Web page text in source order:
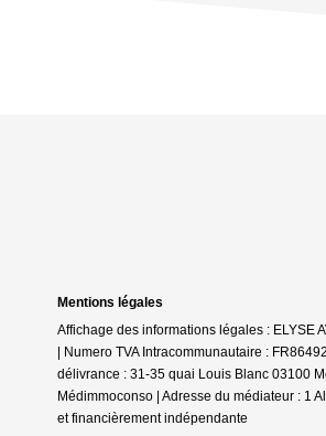
Mentions légales
Affichage des informations légales : ELYSE
| Numero TVA Intracommunautaire :
délivrance : 31-35 quai Louis Blanc 03100
Médimmoconso | Adresse du médiateur : 1
et financièrement indépendante